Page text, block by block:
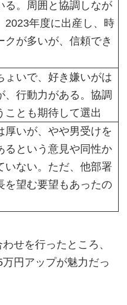
る。周囲と協調しなが
2023年度に出産し、時
クが多いが、信頼でき
ょいで、好き嫌いがは
、行動力がある。協調
ことも期待して選出
厚いが、やや男受けを
るという意見や同性か
いない。ただ、他部署
を望む要望もあったの
せを行ったところ、
円アップが魅力だっ